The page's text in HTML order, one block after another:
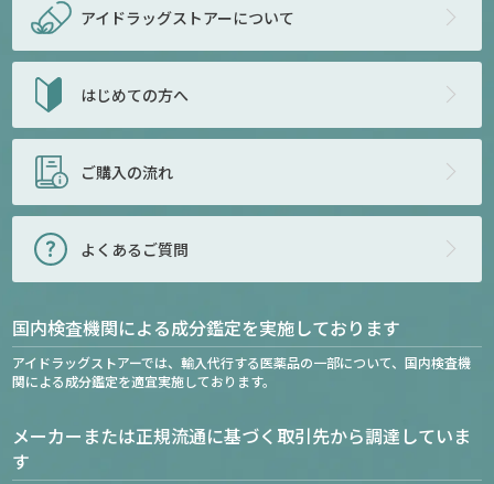
アイドラッグストアーについて
はじめての方へ
ご購入の流れ
よくあるご質問
国内検査機関による成分鑑定を実施しております
アイドラッグストアーでは、輸入代行する医薬品の一部について、国内検査機
関による成分鑑定を適宜実施しております。
メーカーまたは正規流通に基づく取引先から調達していま
す